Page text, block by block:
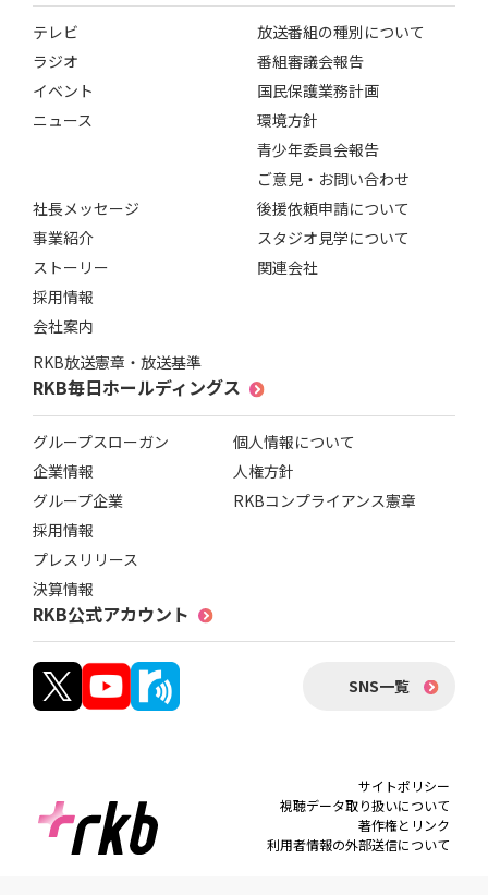
テレビ
ラジオ
イベント
ニュース
社長メッセージ
事業紹介
ストーリー
採用情報
会社案内
RKB放送憲章・放送基準
放送番組の種別について
番組審議会報告
国民保護業務計画
環境方針
青少年委員会報告
ご意見・お問い合わせ
後援依頼申請について
スタジオ見学について
関連会社
RKB毎日ホールディングス
グループスローガン
企業情報
グループ企業
採用情報
プレスリリース
決算情報
個人情報について
人権方針
RKBコンプライアンス憲章
RKB公式アカウント
SNS一覧
サイトポリシー
視聴データ取り扱いについて
著作権とリンク
利用者情報の外部送信について